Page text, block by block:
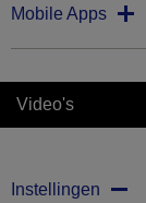
Mobile Apps
Video's
Instellingen